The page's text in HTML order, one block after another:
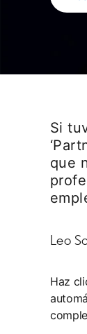
Si
que
Leo
Haz